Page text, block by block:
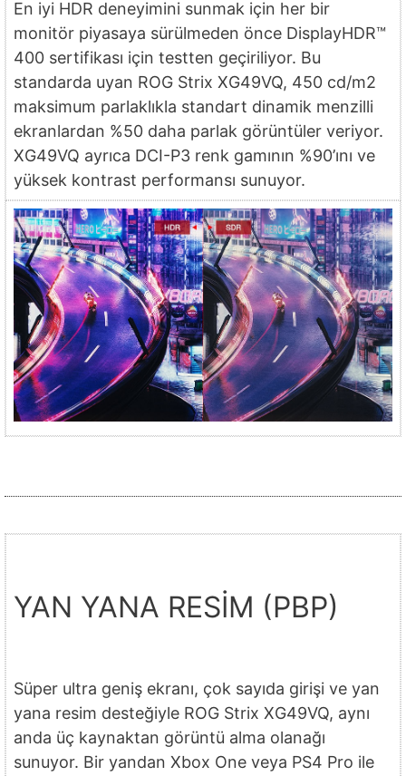
En iyi HDR deneyimini sunmak için her bir
monitör piyasaya sürülmeden önce DisplayHDR™
400 sertifikası için testten geçiriliyor. Bu
standarda uyan ROG Strix XG49VQ, 450 cd/m2
maksimum parlaklıkla standart dinamik menzilli
ekranlardan %50 daha parlak görüntüler veriyor.
XG49VQ ayrıca DCI-P3 renk gamının %90’ını ve
yüksek kontrast performansı sunuyor.
YAN YANA RESİM (PBP)
Süper ultra geniş ekranı, çok sayıda girişi ve yan
yana resim desteğiyle ROG Strix XG49VQ, aynı
anda üç kaynaktan görüntü alma olanağı
sunuyor. Bir yandan Xbox One veya PS4 Pro ile